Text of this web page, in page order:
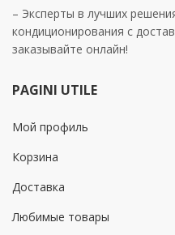
– Эксперты в лучших
кондиционирования с
заказывайте онлайн!
PAGINI UTILE
Мой профиль
Корзина
Доставка
Любимые товары